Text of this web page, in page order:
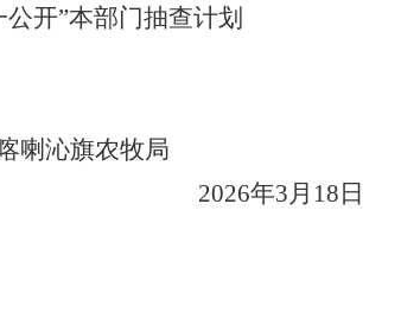
开”本部门抽查计划
喇沁旗农牧局
6年3 月 18